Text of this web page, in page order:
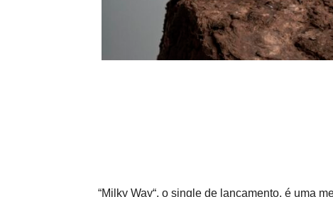
“Milky Way“, o single de lançamento, é uma